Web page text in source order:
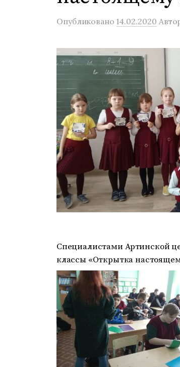
Опубликовано 14.02.2020
Специалистами Артинской
классы «Открытка